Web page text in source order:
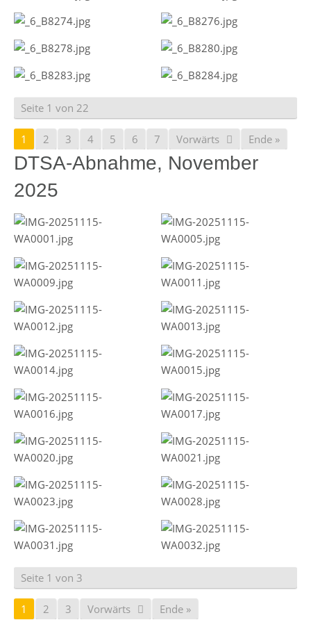
Seite 1 von 22
1 2 3 4 5 6 7 Vorwärts Ende »
DTSA-Abnahme, November
2025
Seite 1 von 3
1 2 3 Vorwärts Ende »